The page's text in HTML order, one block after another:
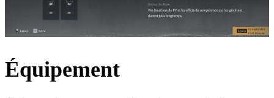
Équipement